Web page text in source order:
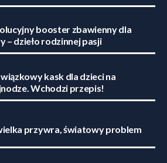
booster zbawienny dla
– dzieło rodzinnej pasji
kask dla dzieci na
Wchodzi przepis!
przywra, światowy problem